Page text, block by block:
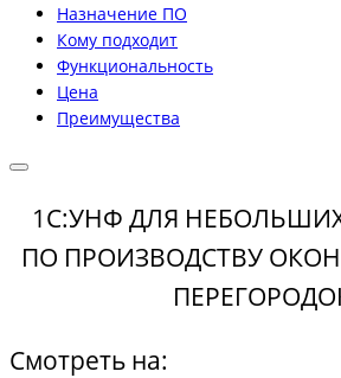
Назначение ПО
Кому подходит
Функциональность
Цена
Преимущества
1С:УНФ ДЛЯ
ПО ПРОИЗВОДСТВУ ОКОН
Смотреть на: